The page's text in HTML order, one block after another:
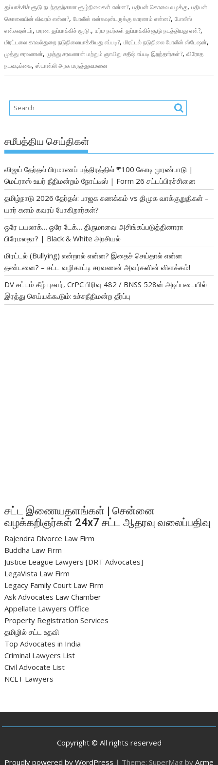
துப்பாக்கிச் சூடு நடந்ததற்கான சூழ்நிலைகள் என்ன?,பதிபன் கொலை வழக்கு,பதிபன்
கொலையின் விவரம் என்ன?,போலீஸ் என்கவுன்டருக்கு காரணம் என்ன?,போலீஸ்
என்கவுன்டர்,மரண துப்பாக்கிச் சூடு.,மர்ம நபர்கள் துப்பாக்கிச்சூடு நடத்தியது ஏன்?,
மிரட்டலை காவல்துறை நடுநிலையாக்கியது எப்படி?,மிரட்டல் நடுநிலை போலீஸ் ஸ்டேஷன்,
முத்து சரவணன்,முத்து சரவணன் மற்றும் ஞாயிறு சதீஷ் எப்படி இறந்தார்கள்?,விரோத
நடவடிக்கை,ஸ்டான்லி அரசு மருத்துவமனை
சமீபத்திய செய்திகள்
விஜய் தேர்தல் பிரமாணப் பத்திரத்தில் ₹100 கோடி முரண்பாடு |
மெட்ராஸ் உயர் நீதிமன்றம் நோட்டீஸ் | Form 26 சட்டப்பிரச்சினை
தமிழ்நாடு 2026 தேர்தல்: பாஜக சுணக்கம் vs திமுக வாக்குறுதிகள் –
யார் களம் கவரப் போகிறார்கள்?
ஒரே டயலாக்… ஒரே டேக்… திருமாவை அசிங்கப்படுத்தினாரா
பிரேமலதா? | Black & White அரசியல்
மிரட்டல் (Bullying) என்றால் என்ன? இதைச் செய்தால் என்ன
தண்டனை? – சட்ட வழிகாட்டி சரவணன் அவர்களின் விளக்கம்!
DV சட்டம் கீழ் புகார், CrPC பிரிவு 482 / BNSS 528ன் அடிப்படையில்
இரத்து செய்யக்கூடும்: உச்சநீதிமன்ற தீர்ப்பு
சட்ட இணையதளங்கள் | சென்னை
வழக்கறிஞர்கள் 24x7 சட்ட ஆதரவு வலைப்பதிவு
Rajendra Divorce Law Firm
Buddha Law Firm
Justice League Lawyers [DRT Advocates]
LegaVista Law Firm
Legacy Family Court Law Firm
Ask Advocates Law Chamber
Appellate Lawyers Office
Property Registration Services
தமிழில் சட்ட உதவி
Top Advocates in India
Criminal Lawyers List
Civil Advocate List
NCLT Lawyers
Copyright © All rights reserved
Proudly powered by WordPress | Theme: SuperMag by Acme